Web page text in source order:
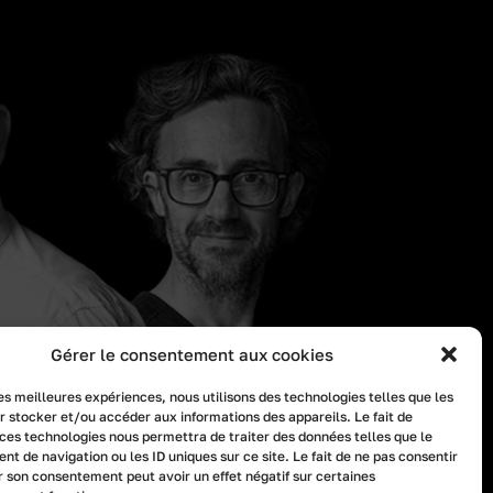
Gérer le consentement aux cookies
meilleures expériences, nous utilisons des technologies telles que les
stocker et/ou accéder aux informations des appareils. Le fait de
technologies nous permettra de traiter des données telles que le
de navigation ou les ID uniques sur ce site. Le fait de ne pas consentir
son consentement peut avoir un effet négatif sur certaines